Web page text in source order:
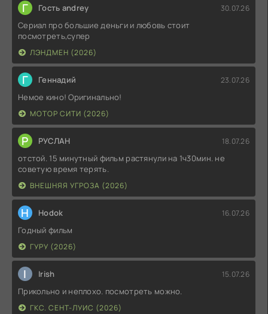
Г Гость andrey 30.07.26
Сериал про большие деньги и любовь стоит
посмотреть,супер
ЛЭНДМЕН (2026)
Г Геннадий 23.07.26
Немое кино! Оригинально!
МОТОР СИТИ (2026)
Р РУСЛАН 18.07.26
отстой. 15 минутный фильм растянули на 1ч30мин. не
советую время терять.
ВНЕШНЯЯ УГРОЗА (2026)
H Hodok 16.07.26
Годный фильм
ГУРУ (2026)
I Irish 15.07.26
Прикольно и неплохо. посмотреть можно.
ГКС. СЕНТ-ЛУИС (2026)